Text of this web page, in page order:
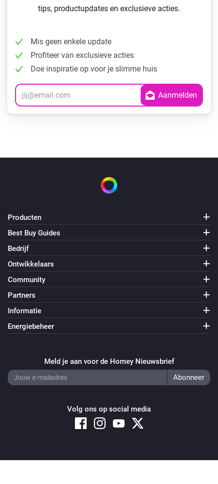
tips, productupdates en exclusieve acties.
Mis geen enkele update
Profiteer van exclusieve acties
Doe inspiratie op voor je slimme huis
Producten
Best Buy Guides
Bedrijf
Ontwikkelaars
Community
Partners
Informatie
Energiebeheer
Meld je aan voor de Homey Nieuwsbrief
Volg ons op social media